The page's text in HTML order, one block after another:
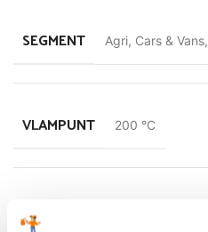
SEGMENT Agri, Cars & Vans,
VLAMPUNT 200 °C
STORTPUNT